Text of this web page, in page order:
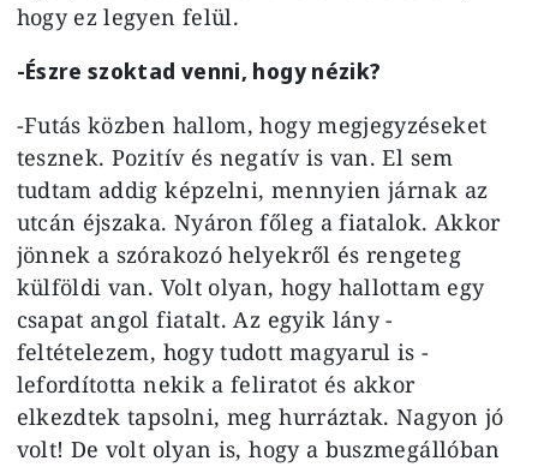
hogy ez legyen felül.
-Észre szoktad venni, hogy nézik?
-Futás közben hallom, hogy megjegyzéseket
tesznek. Pozitív és negatív is van. El sem
tudtam addig képzelni, mennyien járnak az
utcán éjszaka. Nyáron főleg a fiatalok. Akkor
jönnek a szórakozó helyekről és rengeteg
külföldi van. Volt olyan, hogy hallottam egy
csapat angol fiatalt. Az egyik lány -
feltételezem, hogy tudott magyarul is -
lefordította nekik a feliratot és akkor
elkezdtek tapsolni, meg hurráztak. Nagyon jó
volt! De volt olyan is, hogy a buszmegállóban